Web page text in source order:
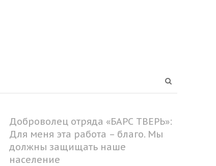
Доброволец отряда «БАРС ТВЕРЬ»:
Для меня эта работа – благо. Мы
должны защищать наше
население